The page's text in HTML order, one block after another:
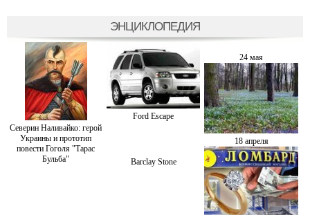
ЭНЦИКЛОПЕДИЯ
Северин Наливайко: герой
Украины и прототип
повести Гоголя "Тарас
Бульба"
Ford Escape
24 мая
18 апреля
Barclay Stone